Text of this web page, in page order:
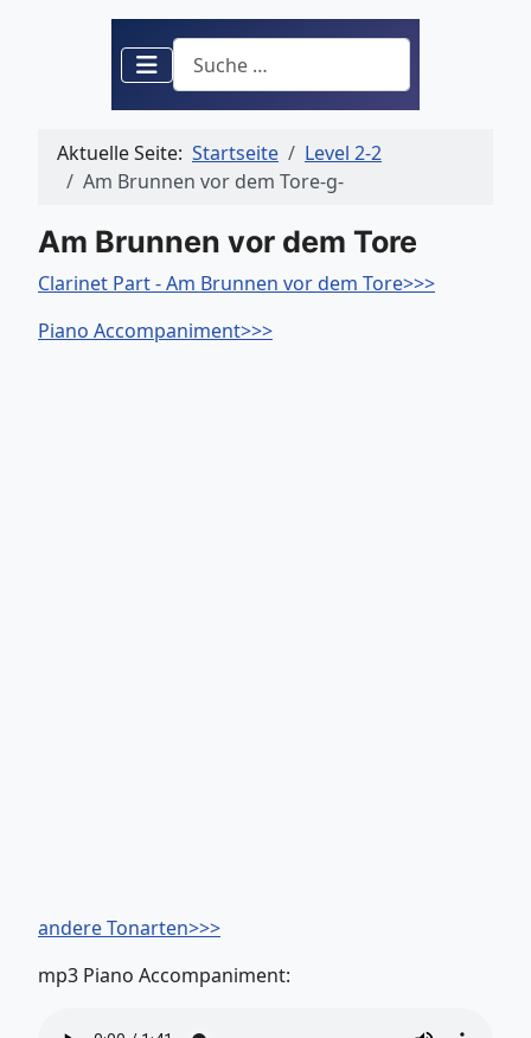
Suchen
Aktuelle Seite: Startseite
Level 2-2
Am Brunnen vor dem Tore-g-
Am Brunnen vor dem Tore
Clarinet Part - Am Brunnen vor dem Tore>>>
Piano Accompaniment>>>
andere Tonarten>>>
mp3 Piano Accompaniment: